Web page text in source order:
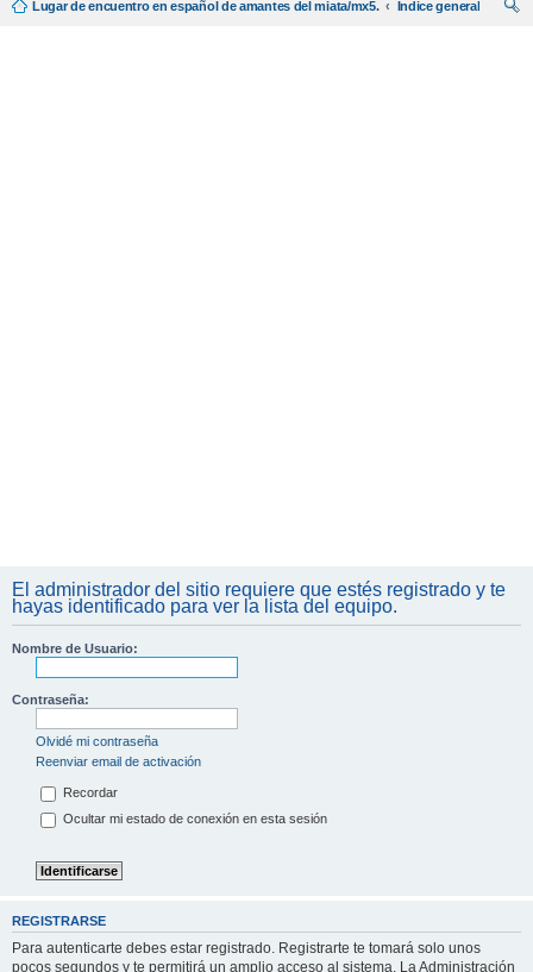
Lugar de encuentro en español de amantes del miata/mx5.
Índice general
El administrador del sitio requiere que estés registrado y te
hayas identificado para ver la lista del equipo.
Nombre de Usuario:
Contraseña:
Olvidé mi contraseña
Reenviar email de activación
Recordar
Ocultar mi estado de conexión en esta sesión
REGISTRARSE
Para autenticarte debes estar registrado. Registrarte te tomará solo unos
pocos segundos y te permitirá un amplio acceso al sistema. La Administración